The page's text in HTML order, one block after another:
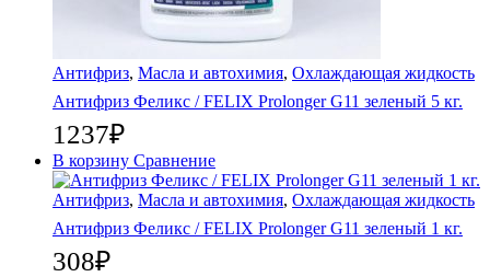
Антифриз, Масла и автохимия, Охлаждающая жидкость
Антифриз Феликс / FELIX Prolonger G11 зеленый 5 кг.
1237₽
В корзину Сравнение
Антифриз, Масла и автохимия, Охлаждающая жидкость
Антифриз Феликс / FELIX Prolonger G11 зеленый 1 кг.
308₽